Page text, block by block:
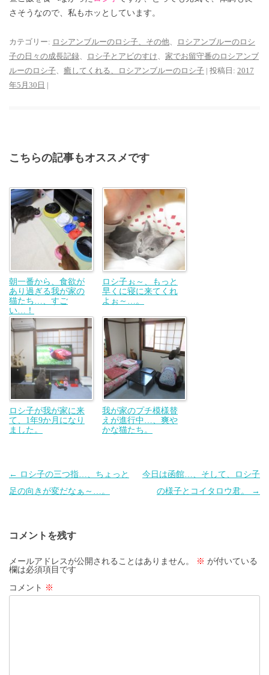
さそうなので、私もホッとしています。
カテゴリー: ロシアンブルーのロシ子、その他
ロシアンブルーのロシ
子の日々の成長記録
ロシ子とアビのすけ
家でお留守番のロシアンブ
ルーのロシ子
癒してくれる、ロシアンブルーのロシ子 | 投稿日: 2017
年5月30日 |
こちらの記事もオススメです
朝一番から、食欲が
あり過ぎる我が家の
猫たち…、すご
い…！
ロシ子ぉ～、もっと
早くに寝に来てくれ
よぉ～…。
ロシ子が我が家に来
て、1年9か月になり
ました。
我が家のプチ模様替
えが進行中…、爽や
かな猫たち。
投
稿
ゲ
ー
シ
ョ
← ロシ子の三つ指…、ちょっと
足の向きが変だなぁ～…。
今日は函館…、そして、ロシ子
の様子とコイタロウ君。
→
コメントを残す
メールアドレスが公開されることはありません。 ※ が付いている
欄は必須項目です
コメント ※